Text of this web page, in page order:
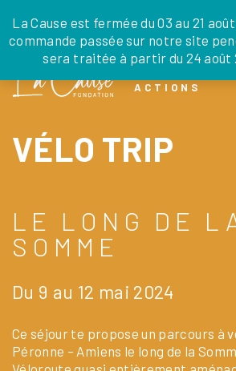
to
the
La Cause est fermée du 03 au 21
commande passée sur notre site
sera traitée à partir du 24 août
JE DONNE JE PARRAINE NOUS SOUTENIR
DEPUIS LA FRANCE
DEPUIS
EN TANT
ACTIONS
VÉLO TRIP
LE LONG DE
SOMME
Du 9 au 12 mai 2024
Ce séjour te propose un parcours à
Péronne – Amiens le long de la